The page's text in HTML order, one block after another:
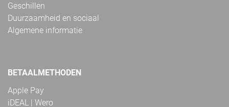
Geschillen
Duurzaamheid en sociaal
Algemene informatie
BETAALMETHODEN
Apple Pay
iDEAL | Wero